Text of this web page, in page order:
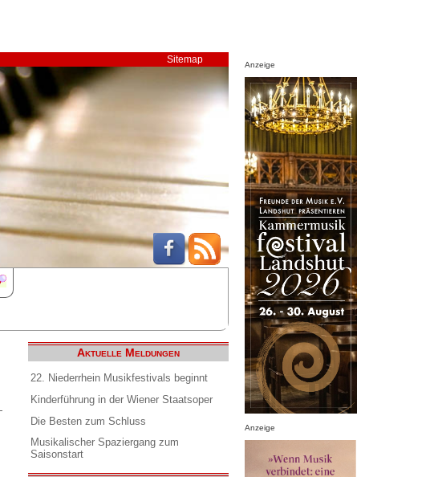
Sitemap
Aktuelle Meldungen
22. Niederrhein Musikfestivals beginnt
Kinderführung in der Wiener Staatsoper
Die Besten zum Schluss
Musikalischer Spaziergang zum
Saisonstart
Anzeige
Anzeige